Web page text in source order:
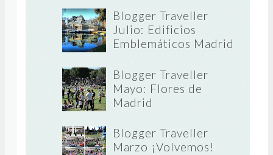
Blogger Traveller
Julio: Edificios
Emblemáticos Madrid
Blogger Traveller
Mayo: Flores de
Madrid
Blogger Traveller
Marzo ¡Volvemos!